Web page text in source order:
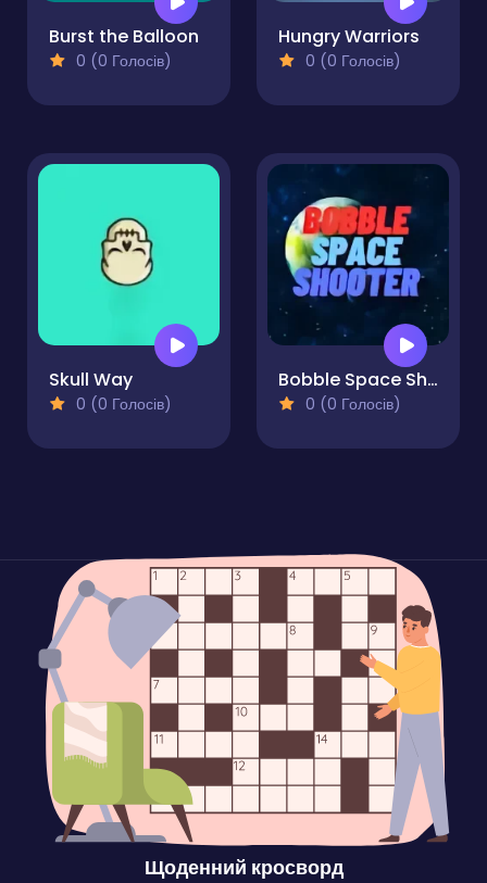
Burst the Balloon
0 (0 Голосів)
Hungry Warriors
0 (0 Голосів)
Skull Way
0 (0 Голосів)
Bobble Space Shooter
0 (0 Голосів)
Щоденний кросворд